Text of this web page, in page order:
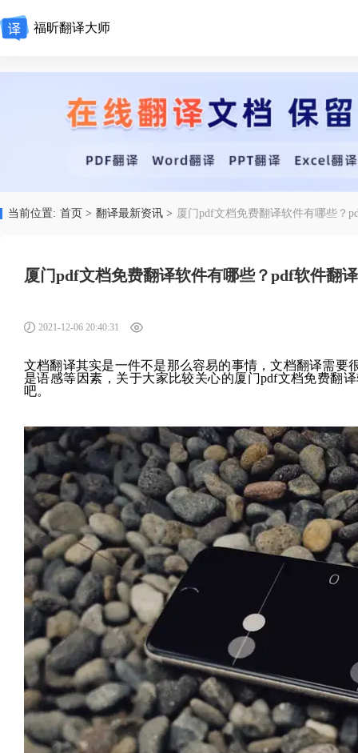
福昕翻译大师
当前位置: 首页 > 翻译最新资讯 > 厦门pdf文档免费翻译软件有哪些？
厦门pdf文档免费翻译软件有哪些？pdf软件翻
2021-12-06 20:40:31
文档翻译其实是一件不是那么容易的事情，文档翻译需
是语感等因素，关于大家比较关心的厦门pdf文档免费翻
吧。